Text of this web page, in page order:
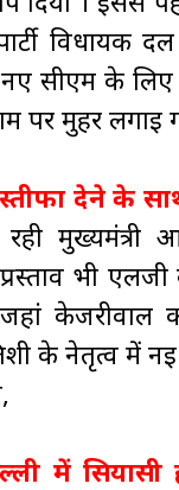
विधायक
सीएम के लिए
पर मुहर लगाई
देने के
मुख्यमंत्री
भी एलजी
केजरीवाल
के नेतृत्व में
में